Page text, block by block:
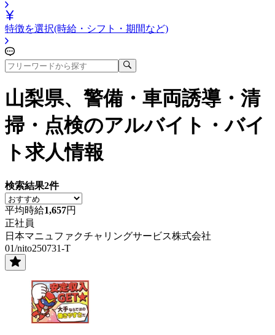
特徴を選択(時給・シフト・期間など)
山梨県、警備・車両誘導・清
掃・点検のアルバイト・バイ
ト求人情報
検索結果2件
平均時給1,657円
正社員
日本マニュファクチャリングサービス株式会社
01/nito250731-T